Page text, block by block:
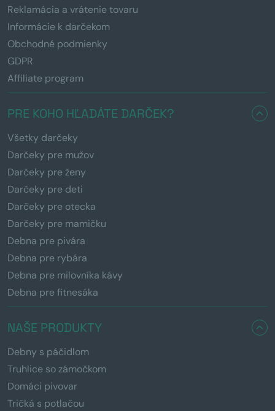
Reklamácia a vrátenie tovaru
Informácie k darčekom
Obchodné podmienky
GDPR
Affiliate program
PRE KOHO HĽADÁTE DARČEK?
Všetky darčeky
Darčeky pre mužov
Darčeky pre ženy
Darčeky pre deti
Darčeky pre otecka
Darčeky pre mamičku
Debna pre pivára
Debna pre rybára
Debna pre milovníka kávy
Debna pre fitnesáka
NAŠE PRODUKTY
Debny s páčidlom
Truhlice so zámočkom
Domáci pivovar
Tričká s potlačou